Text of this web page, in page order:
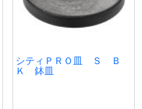
シティＰＲＯ皿 Ｓ Ｂ
Ｋ 鉢皿